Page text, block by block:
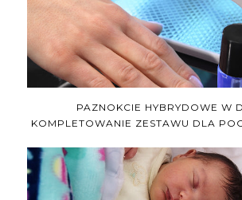
PAZNOKCIE HYBRYDOWE W
KOMPLETOWANIE ZESTAWU DLA